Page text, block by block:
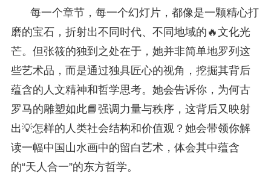
每一个章节，每一个幻灯片，都像是一颗精心打
磨的宝石，折射出不同时代、不同地域的🔥文化光
芒。但张筱的独到之处在于，她并非简单地罗列这
些艺术品，而是通过独具匠心的视角，挖掘其背后
蕴含的人文精神和哲学思考。她会告诉你，为何古
罗马的雕塑如此📘强调力量与秩序，这背后又映射
出💡怎样的人类社会结构和价值观？她会带领你解
读一幅中国山水画中的留白艺术，体会其中蕴含
的“天人合一”的东方哲学。